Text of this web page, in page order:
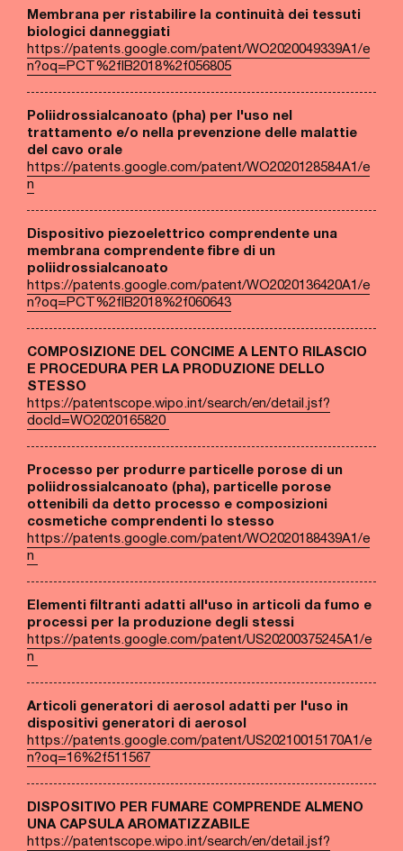
Membrana per ristabilire la continuità dei tessuti
biologici danneggiati
https://patents.google.com/patent/WO2020049339A1/e
n?oq=PCT%2fIB2018%2f056805
Poliidrossialcanoato (pha) per l'uso nel
trattamento e/o nella prevenzione delle malattie
del cavo orale
https://patents.google.com/patent/WO2020128584A1/e
n
Dispositivo piezoelettrico comprendente una
membrana comprendente fibre di un
poliidrossialcanoato
https://patents.google.com/patent/WO2020136420A1/e
n?oq=PCT%2fIB2018%2f060643
COMPOSIZIONE DEL CONCIME A LENTO RILASCIO
E PROCEDURA PER LA PRODUZIONE DELLO
STESSO
https://patentscope.wipo.int/search/en/detail.jsf?
docId=WO2020165820
Processo per produrre particelle porose di un
poliidrossialcanoato (pha), particelle porose
ottenibili da detto processo e composizioni
cosmetiche comprendenti lo stesso
https://patents.google.com/patent/WO2020188439A1/e
n
Elementi filtranti adatti all'uso in articoli da fumo e
processi per la produzione degli stessi
https://patents.google.com/patent/US20200375245A1/e
n
Articoli generatori di aerosol adatti per l'uso in
dispositivi generatori di aerosol
https://patents.google.com/patent/US20210015170A1/e
n?oq=16%2f511567
DISPOSITIVO PER FUMARE COMPRENDE ALMENO
UNA CAPSULA AROMATIZZABILE
https://patentscope.wipo.int/search/en/detail.jsf?